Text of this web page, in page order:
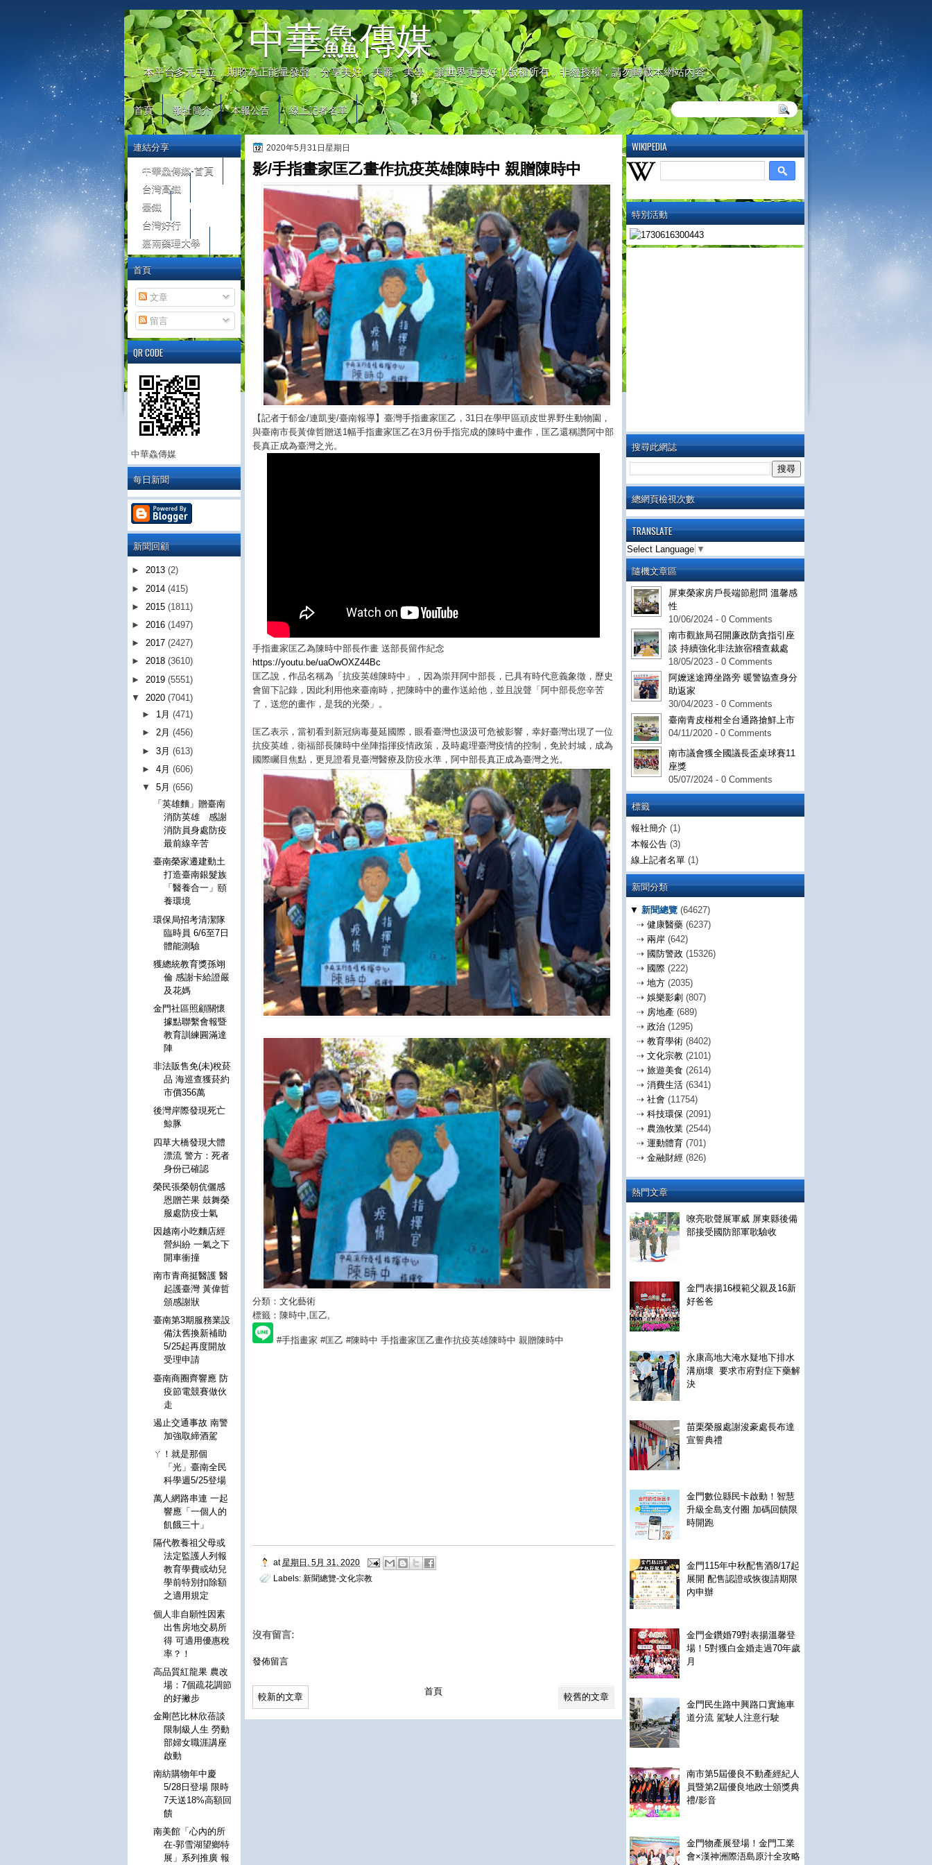
中華鱻傳媒
本平台多元中立，期盼為正能量發聲，分享美好、美麗、美學，讓世界更美好！版權所有，非經授權，請勿轉載本網站內容
首頁 報社簡介 本報公告 線上記者名單
WIKIPEDIA
特別活動
搜尋此網誌
總網頁檢視次數
TRANSLATE
Select Language ▼
隨機文章區
屏東榮家房戶長端節慰問 溫馨感
性
10/06/2024 - 0 Comments
南市觀旅局召開廉政防貪指引座
談 持續強化非法旅宿稽查裁處
18/05/2023 - 0 Comments
阿嬤迷途蹲坐路旁 暖警協查身分
助返家
30/04/2023 - 0 Comments
臺南青皮椪柑全台通路搶鮮上市
04/11/2020 - 0 Comments
南市議會獲全國議長盃桌球賽11
座獎
05/07/2024 - 0 Comments
標籤
報社簡介 (1)
本報公告 (3)
線上記者名單 (1)
新聞分類
▼ 新聞總覽 (64627)
⇢ 健康醫藥 (6237)
⇢ 兩岸 (642)
⇢ 國防警政 (15326)
⇢ 國際 (222)
⇢ 地方 (2035)
⇢ 娛樂影劇 (807)
⇢ 房地產 (689)
⇢ 政治 (1295)
⇢ 教育學術 (8402)
⇢ 文化宗教 (2101)
⇢ 旅遊美食 (2614)
⇢ 消費生活 (6341)
⇢ 社會 (11754)
⇢ 科技環保 (2091)
⇢ 農漁牧業 (2544)
⇢ 運動體育 (701)
⇢ 金融財經 (826)
熱門文章
嘹亮歌聲展軍威 屏東縣後備
部接受國防部軍歌驗收
金門表揚16模範父親及16新
好爸爸
永康高地大淹水疑地下排水
溝崩壞 要求市府對症下藥解
決
苗栗榮服處謝浚豪處長布達
宣誓典禮
金門數位縣民卡啟動！智慧
升級全島支付圈 加碼回饋限
時開跑
金門115年中秋配售酒8/17起
展開 配售認證或恢復請期限
內申辦
金門金鑽婚79對表揚溫馨登
場！5對獲白金婚走過70年歲
月
金門民生路中興路口實施車
道分流 駕駛人注意行駛
南市第5屆優良不動產經紀人
員暨第2屆優良地政士頒獎典
禮/影音
金門物產展登場！金門工業
會×漢神洲際浯島原汁全攻略
2020年5月31日星期日
影/手指畫家匡乙畫作抗疫英雄陳時中 親贈陳時中
【記者于郁金/連凱斐/臺南報導】臺灣手指畫家匡乙，31日在學甲區頑皮世界野生動物園，
與臺南市長黃偉哲贈送1幅手指畫家匡乙在3月份手指完成的陳時中畫作，匡乙還稱讚阿中部
長真正成為臺灣之光。
手指畫家匡乙為陳時中部長作畫 送部長留作紀念
https://youtu.be/uaOwOXZ44Bc
匡乙說，作品名稱為「抗疫英雄陳時中」，因為崇拜阿中部長，已具有時代意義象徵，歷史
會留下記錄，因此利用他來臺南時，把陳時中的畫作送給他，並且說聲「阿中部長您辛苦
了，送您的畫作，是我的光榮」。
匡乙表示，當初看到新冠病毒蔓延國際，眼看臺灣也汲汲可危被影響，幸好臺灣出現了一位
抗疫英雄，衛福部長陳時中坐陣指揮疫情政策，及時處理臺灣疫情的控制，免於封城，成為
國際矚目焦點，更見證看見臺灣醫療及防疫水準，阿中部長真正成為臺灣之光。
分類：文化藝術
標籤：陳時中 ,匡乙,
#手指畫家 #匡乙 #陳時中 手指畫家匡乙畫作抗疫英雄陳時中 親贈陳時中
at 星期日, 5月 31, 2020
Labels: 新聞總覽-文化宗教
沒有留言:
發佈留言
較新的文章 較舊的文章
首頁
連結分享
中華鱻傳媒-首頁
台灣高鐵
臺鐵
台灣好行
嘉南藥理大學
首頁
文章
留言
QR CODE
中華鱻傳媒
每日新聞
新聞回顧
► 2013 (2)
► 2014 (415)
► 2015 (1811)
► 2016 (1497)
► 2017 (2427)
► 2018 (3610)
► 2019 (5551)
▼ 2020 (7041)
► 1月(471)
►2月(456)
►3月(613)
►4月(606)
▼5月(656)
「英雄麵」贈臺南
消防英雄 感謝
消防員身處防疫
最前線辛苦
臺南榮家遷建動土
打造臺南銀髮族
「醫養合一」頤
養環境
環保局招考清潔隊
臨時員 6/6至7日
體能測驗
獲總統教育獎孫翊
倫 感謝卡給證嚴
及花媽
金門社區照顧關懷
據點聯繫會報暨
教育訓練圓滿達
陣
非法販售免(未)稅菸
品 海巡查獲菸約
市價356萬
後灣岸際發現死亡
鯨豚
四草大橋發現大體
漂流 警方：死者
身份已確認
榮民張榮朝伉儷感
恩贈芒果 鼓舞榮
服處防疫士氣
因越南小吃麵店經
營糾紛 一氣之下
開車衝撞
南市青商挺醫護 醫
起護臺灣 黃偉哲
頒感謝狀
臺南第3期服務業設
備汰舊換新補助
5/25起再度開放
受理申請
臺南商圈齊響應 防
疫節電競賽做伙
走
遏止交通事故 南警
加強取締酒駕
ㄚ！就是那個
「光」臺南全民
科學週5/25登場
萬人網路串連 一起
響應「一個人的
飢餓三十」
隔代教養祖父母或
法定監護人列報
教育學費或幼兒
學前特別扣除額
之適用規定
個人非自願性因素
出售房地交易所
得 可適用優惠稅
率？！
高品質紅龍果 農改
場：7個疏花調節
的好撇步
金剛芭比林欣蓓談
限制級人生 勞動
部婦女職涯講座
啟動
南紡購物年中慶
5/28日登場 限時
7天送18%高額回
饋
南美館「心內的所
在-郭雪湖望鄉特
展」系列推廣 報